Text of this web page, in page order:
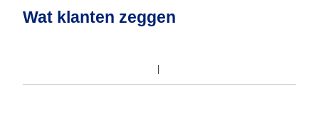
Wat klanten zeggen